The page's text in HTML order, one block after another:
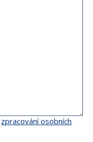
zpracování osobních